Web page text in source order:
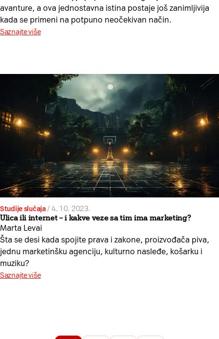
avanture, a ova jednostavna istina postaje još zanimljivija
kada se primeni na potpuno neočekivan način.
Saznajte više
Studije slučaja/4. 10. 2023.
Ulica ili internet – i kakve veze sa tim ima marketing?
Marta Levai
Šta se desi kada spojite prava i zakone, proizvođača piva,
jednu marketinšku agenciju, kulturno nasleđe, košarku i
muziku?
Saznajte više